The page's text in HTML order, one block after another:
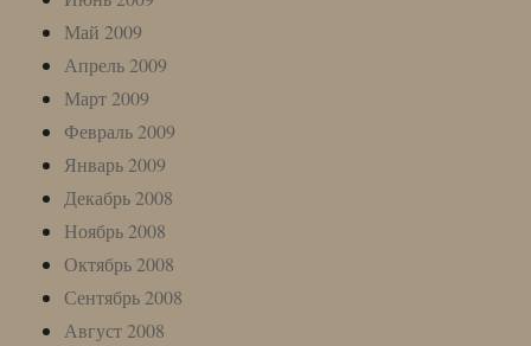
Май 2009
Апрель 2009
Март 2009
Февраль 2009
Январь 2009
Декабрь 2008
Ноябрь 2008
Октябрь 2008
Сентябрь 2008
Август 2008